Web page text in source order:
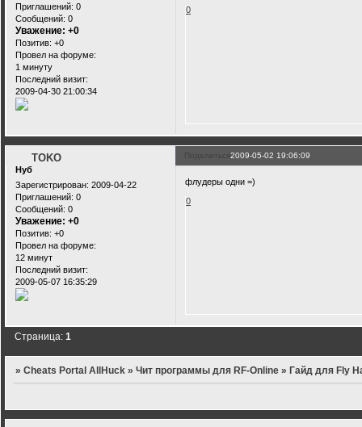
Приглашений: 0
Сообщений: 0
Уважение: +0
Позитив: +0
Провел на форуме:
1 минуту
Последний визит:
2009-04-30 21:00:34
0
Поделиться2009-05-02 19:06:09
TOKO
Нуб
Зарегистрирован: 2009-04-22
Приглашений: 0
Сообщений: 0
Уважение: +0
Позитив: +0
Провел на форуме:
12 минут
Последний визит:
2009-05-07 16:35:29
флудеры одни =)
0
Страница:1
»Cheats Portal AllHuck »Чит программы для RF-Online » Гайд для Fly